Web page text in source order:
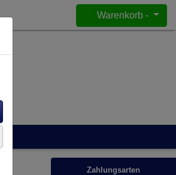
Warenkorb -
Zahlungsarten